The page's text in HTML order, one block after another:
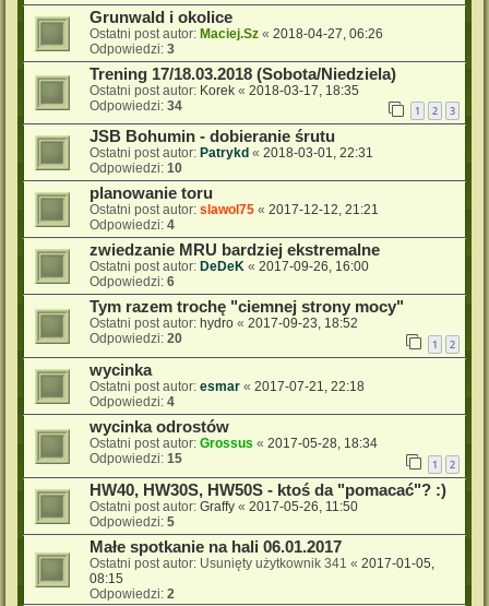
Grunwald i okolice
Ostatni post autor: Maciej.Sz « 2018-04-27, 06:26
Odpowiedzi: 3
Trening 17/18.03.2018 (Sobota/Niedziela)
Ostatni post autor: Korek « 2018-03-17, 18:35
Odpowiedzi: 34 1 2 3
JSB Bohumin - dobieranie śrutu
Ostatni post autor: Patrykd « 2018-03-01, 22:31
Odpowiedzi: 10
planowanie toru
Ostatni post autor: slawol75 « 2017-12-12, 21:21
Odpowiedzi: 4
zwiedzanie MRU bardziej ekstremalne
Ostatni post autor: DeDeK « 2017-09-26, 16:00
Odpowiedzi: 6
Tym razem trochę "ciemnej strony mocy"
Ostatni post autor: hydro « 2017-09-23, 18:52
Odpowiedzi: 20 1 2
wycinka
Ostatni post autor: esmar « 2017-07-21, 22:18
Odpowiedzi: 4
wycinka odrostów
Ostatni post autor: Grossus « 2017-05-28, 18:34
Odpowiedzi: 15 1 2
HW40, HW30S, HW50S - ktoś da "pomacać"? :)
Ostatni post autor: Graffy « 2017-05-26, 11:50
Odpowiedzi: 5
Małe spotkanie na hali 06.01.2017
Ostatni post autor: Usunięty użytkownik 341 « 2017-01-05,
08:15
Odpowiedzi: 2